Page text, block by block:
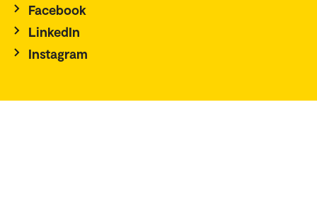
Facebook
LinkedIn
Instagram